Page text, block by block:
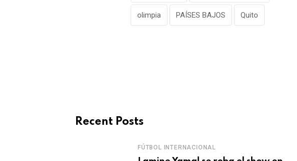
olimpia PAÍSES BAJOS Quito
Recent Posts
FÚTBOL INTERNACIONAL